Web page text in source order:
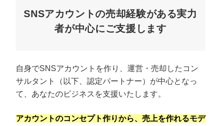
SNSアカウントの売却経験がある実力
者が中心にご支援します
自身でSNSアカウントを作り、運営・売却したコン
サルタント（以下、認定パートナー）が中心となっ
て、あなたのビジネスを支援いたします。
アカウントのコンセプト作りから、売上を作れるモデ